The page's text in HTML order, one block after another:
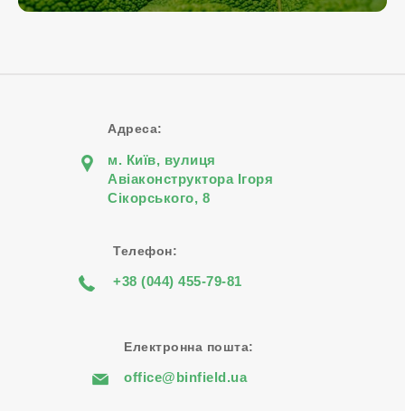
Адреса:
м. Київ, вулиця
Авіаконструктора Iгоря
Сiкорського, 8
Телефон:
+38 (044) 455-79-81
Електронна пошта:
office@binfield.ua